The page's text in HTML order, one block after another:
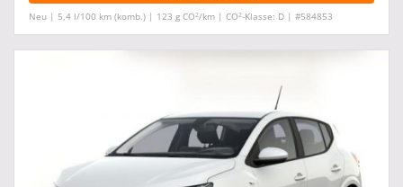
Neu | 5,4 l/100 km (komb.) | 123 g CO2/km | CO2-Klasse: D | #584853